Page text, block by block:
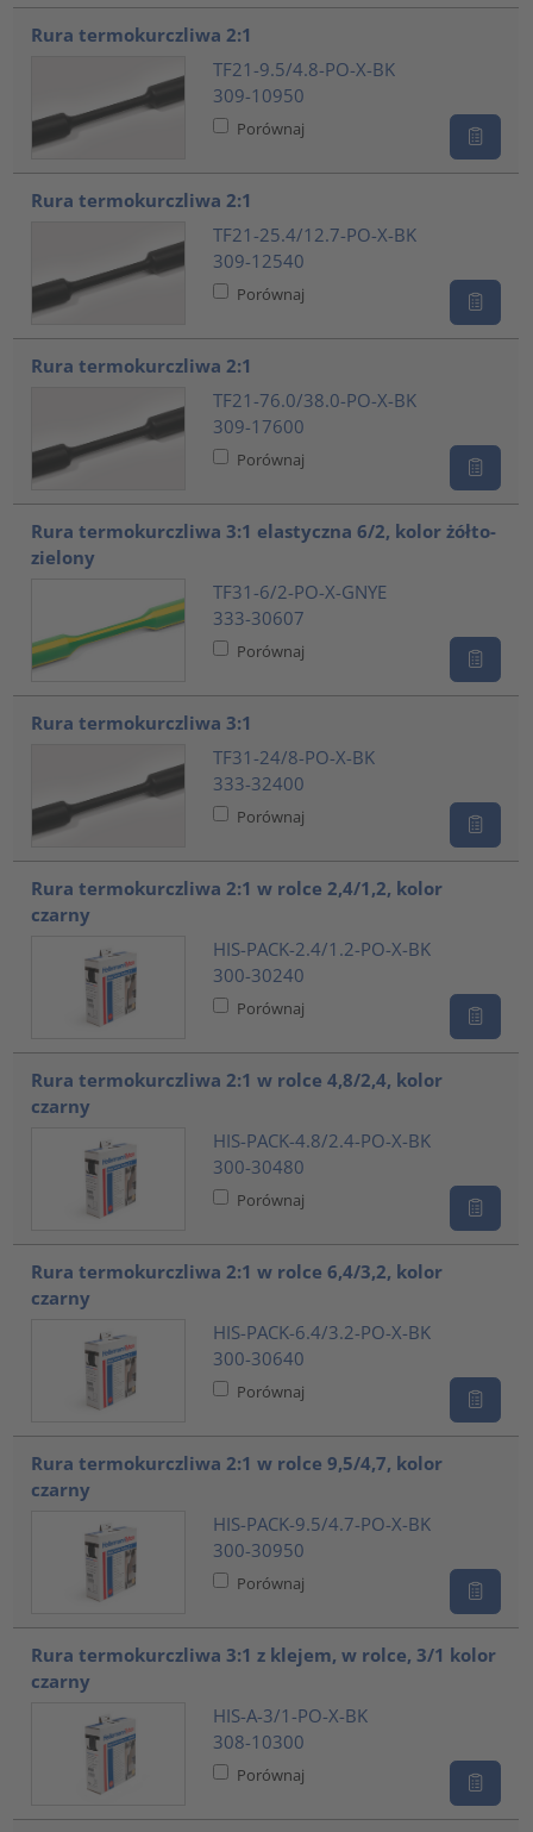
Rura termokurczliwa 2:1
TF21-9.5/4.8-PO-X-BK
309-10950
Porównaj
Rura termokurczliwa 2:1
TF21-25.4/12.7-PO-X-BK
309-12540
Porównaj
Rura termokurczliwa 2:1
TF21-76.0/38.0-PO-X-BK
309-17600
Porównaj
Rura termokurczliwa 3:1 elastyczna 6/2, kolor żółto-
zielony
TF31-6/2-PO-X-GNYE
333-30607
Porównaj
Rura termokurczliwa 3:1
TF31-24/8-PO-X-BK
333-32400
Porównaj
Rura termokurczliwa 2:1 w rolce 2,4/1,2, kolor
czarny
HIS-PACK-2.4/1.2-PO-X-BK
300-30240
Porównaj
Rura termokurczliwa 2:1 w rolce 4,8/2,4, kolor
czarny
HIS-PACK-4.8/2.4-PO-X-BK
300-30480
Porównaj
Rura termokurczliwa 2:1 w rolce 6,4/3,2, kolor
czarny
HIS-PACK-6.4/3.2-PO-X-BK
300-30640
Porównaj
Rura termokurczliwa 2:1 w rolce 9,5/4,7, kolor
czarny
HIS-PACK-9.5/4.7-PO-X-BK
300-30950
Porównaj
Rura termokurczliwa 3:1 z klejem, w rolce, 3/1 kolor
czarny
HIS-A-3/1-PO-X-BK
308-10300
Porównaj